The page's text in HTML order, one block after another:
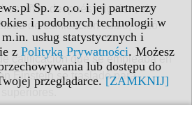
Sp. z o.o. i jej partnerzy
i podobnych technologii w
usług statystycznych i
z Polityką Prywatności. Możesz
lub dostępu do
przeglądarce. [ZAMKNIJ]
años después, alguien, sin
de calificación suizo, sacó
calificación que se empleaba en
Einstein se trasladó para